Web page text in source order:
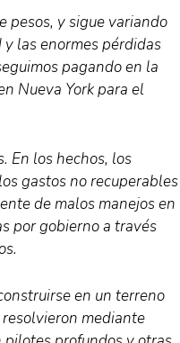
pesos, y sigue variando
las enormes pérdidas
pagando en la
Nueva York para el
En los hechos, los
gastos no recuperables
de malos manejos en
por gobierno a través
en un terreno
mediante